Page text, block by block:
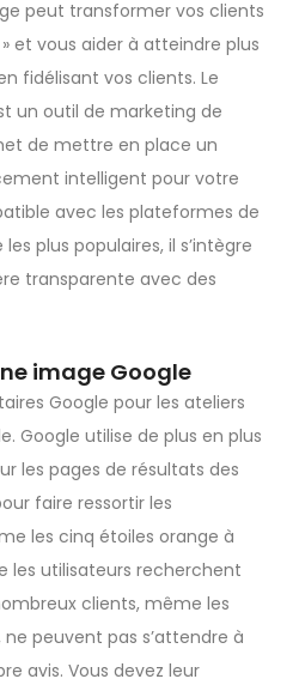
peut transformer vos clients
et vous aider à atteindre plus
fidélisant vos clients. Le
un outil de marketing de
de mettre en place un
intelligent pour votre
avec les plateformes de
plus populaires, il s’intègre
transparente avec des
image Google
Google pour les ateliers
Google utilise de plus en plus
les pages de résultats des
faire ressortir les
les cinq étoiles orange à
les utilisateurs recherchent
clients, même les
peuvent pas s’attendre à
avis. Vous devez leur